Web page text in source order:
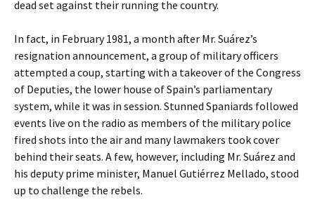
dead set against their running the country.
In fact, in February 1981, a month after Mr. Suárez’s
resignation announcement, a group of military officers
attempted a coup, starting with a takeover of the Congress
of Deputies, the lower house of Spain’s parliamentary
system, while it was in session. Stunned Spaniards followed
events live on the radio as members of the military police
fired shots into the air and many lawmakers took cover
behind their seats. A few, however, including Mr. Suárez and
his deputy prime minister, Manuel Gutiérrez Mellado, stood
up to challenge the rebels.